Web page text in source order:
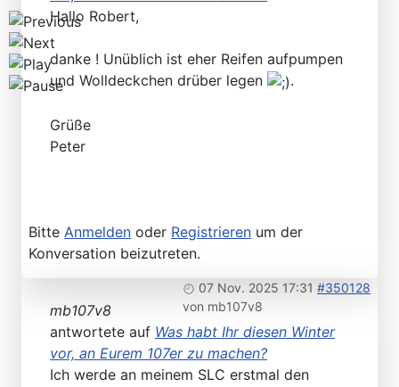
Hallo Robert,
danke ! Unüblich ist eher Reifen aufpumpen
und Wolldeckchen drüber legen
.
Grüße
Peter
Bitte Anmelden oder Registrieren um der
Konversation beizutreten.
07 Nov. 2025 17:31 #350128
von mb107v8
mb107v8
antwortete auf Was habt Ihr diesen Winter
vor, an Eurem 107er zu machen?
Ich werde an meinem SLC erstmal den